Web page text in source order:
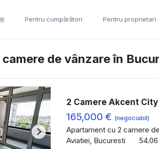
Pentru cumpărători Pentru proprietari
de vânzare în
Next
2 Camere Akcent
165,000 € (negociabil)
Apartament cu 2 camere
Aviatiei, Bucuresti